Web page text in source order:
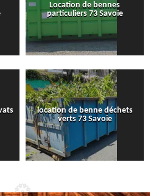
Location de bennes
particuliers 73 Savoie
location de benne déchets
verts 73 Savoie